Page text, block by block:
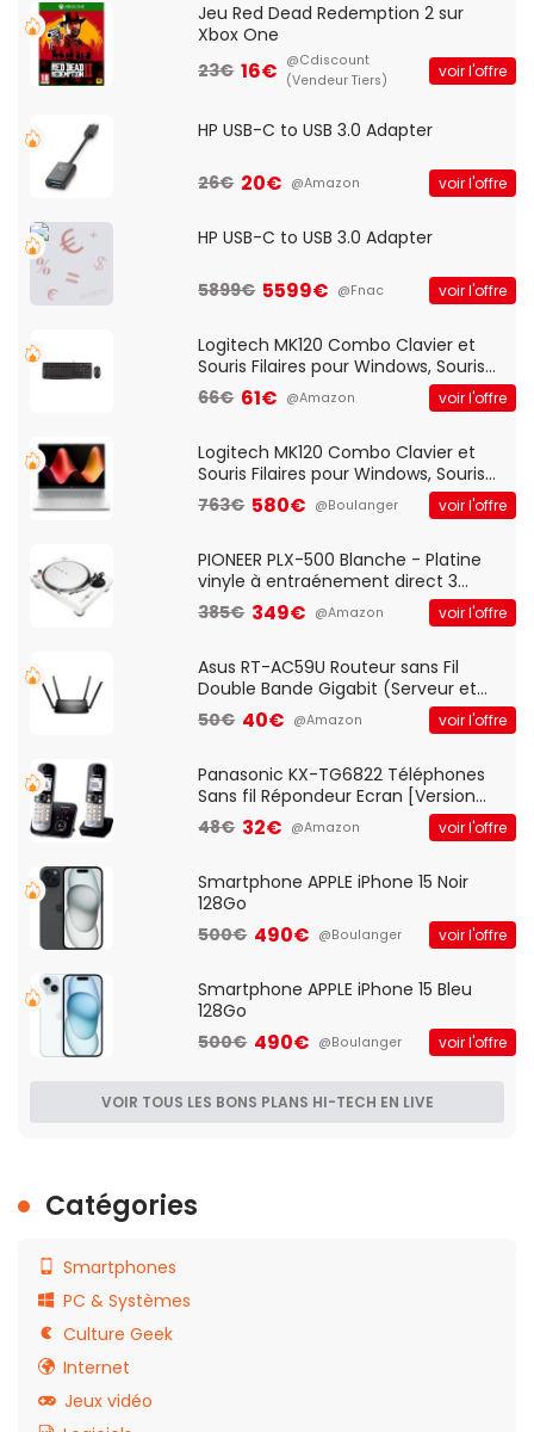
Jeu Red Dead Redemption 2 sur
Xbox One
23€ 16€ @Cdiscount
(Vendeur Tiers)
voir l'offre
HP USB-C to USB 3.0 Adapter
26€ 20€ @Amazon voir l'offre
HP USB-C to USB 3.0 Adapter
5899€ 5599€ @Fnac voir l'offre
Logitech MK120 Combo Clavier et
Souris Filaires pour Windows, Souris
Optique Filaire, Connexion USB Plug
And Play, Confortable, Taille
QWERTY UK - Noir
66€ 61€ @Amazon voir l'offre
Logitech MK120 Combo Clavier et
Souris Filaires pour Windows, Souris
Optique Filaire, Connexion USB Plug
And Play, Confortable, Taille
QWERTY UK - Noir
763€ 580€ @Boulanger voir l'offre
PIONEER PLX-500 Blanche - Platine
vinyle à entraénement direct 3
vitesses (33-45-78 trs/min) avec
pre-ampli intégré et port USB
385€ 349€ @Amazon voir l'offre
Asus RT-AC59U Routeur sans Fil
Double Bande Gigabit (Serveur et
Client VPN, Triple Vlan, Mode Point
d'accès et Bridge, contrôle Parental,
50€ 40€ @Amazon voir l'offre
Panasonic KX-TG6822 Téléphones
Sans fil Répondeur Ecran [Version
Française]
48€ 32€ @Amazon voir l'offre
Smartphone APPLE iPhone 15 Noir
128Go
500€ 490€ @Boulanger voir l'offre
Smartphone APPLE iPhone 15 Bleu
128Go
500€ 490€ @Boulanger voir l'offre
VOIR TOUS LES BONS PLANS HI-TECH EN LIVE
Catégories
Smartphones
PC & Systèmes
Culture Geek
Internet
Jeux vidéo